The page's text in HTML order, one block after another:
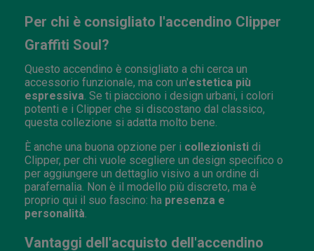
Per chi è consigliato l'accendino Clipper
Graffiti Soul?
Questo accendino è consigliato a chi cerca un
accessorio funzionale, ma con un'estetica più
espressiva . Se ti piacciono i design urbani, i colori
potenti e i Clipper che si discostano dal classico,
questa collezione si adatta molto bene.
È anche una buona opzione per i collezionisti di
Clipper, per chi vuole scegliere un design specifico o
per aggiungere un dettaglio visivo a un ordine di
parafernalia. Non è il modello più discreto, ma è
proprio qui il suo fascino: ha presenza e
personalità
Vantaggi dell'acquisto dell'accendino